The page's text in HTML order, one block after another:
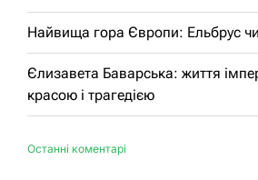
Найвища гора Європи: Ельбрус
Єлизавета Баварська: життя
красою і трагедією
Останні коментарі